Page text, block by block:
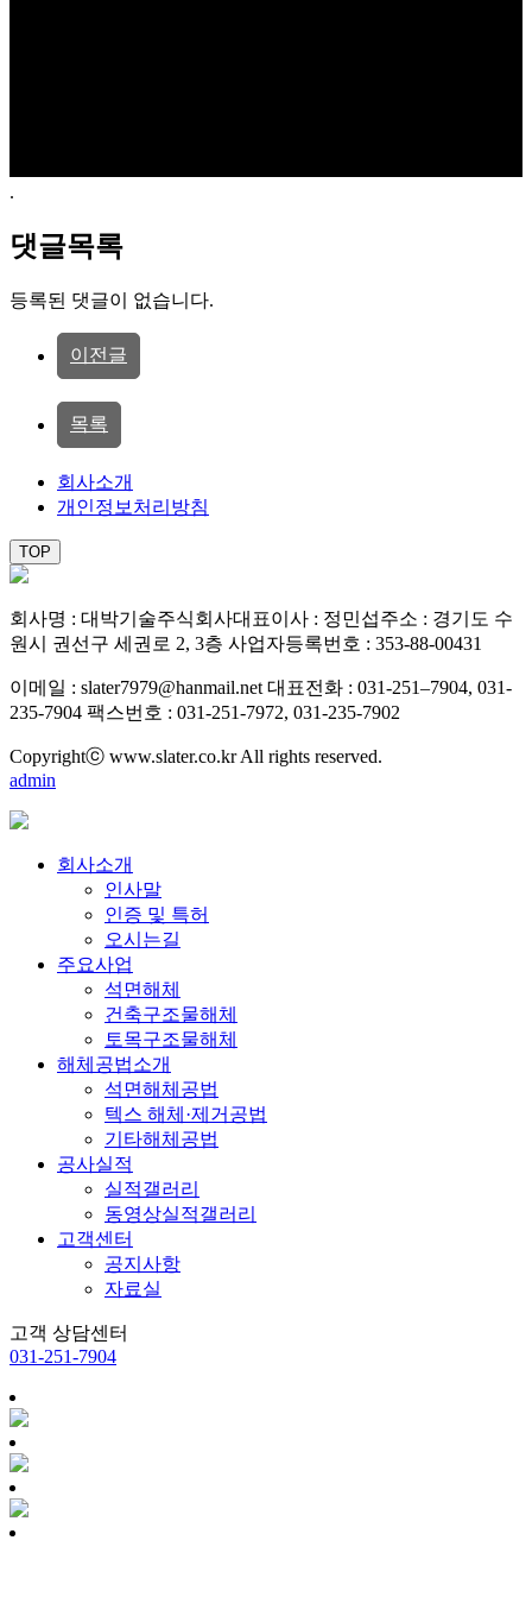
.
댓글목록
등록된 댓글이 없습니다.
이전글
목록
회사소개
개인정보처리방침
TOP
회사명 : 대박기술주식회사대표이사 : 정민섭주소 : 경기도 수
원시 권선구 세권로 2, 3층 사업자등록번호 : 353-88-00431
이메일 : slater7979@hanmail.net 대표전화 : 031-251–7904, 031-
235-7904 팩스번호 : 031-251-7972, 031-235-7902
Copyrightⓒ www.slater.co.kr All rights reserved.
admin
회사소개
인사말
인증 및 특허
오시는길
주요사업
석면해체
건축구조물해체
토목구조물해체
해체공법소개
석면해체공법
텍스 해체·제거공법
기타해체공법
공사실적
실적갤러리
동영상실적갤러리
고객센터
공지사항
자료실
고객 상담센터
031-251-7904